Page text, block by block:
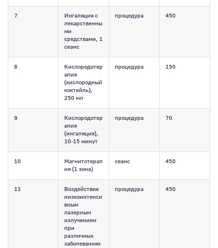
7
Ингаляция с
лекарственны
ми
средствами, 1
сеанс
процедура 450
8
Кислородотер
апия
(кислородный
коктейль),
250 мл
процедура 150
9
Кислородотер
апия
(ингаляция),
10-15 минут
процедура 70
10
Магнитотерап
ия (1 зона)
сеанс 450
11
Воздействие
низкоинтенси
вным
лазерным
излучением
при
различных
заболеваниях
процедура 450